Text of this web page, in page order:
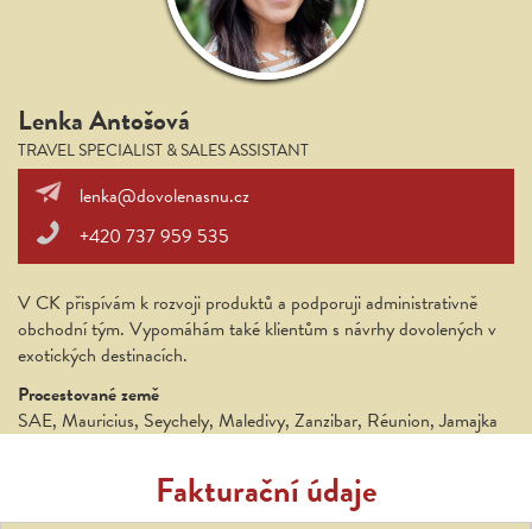
Lenka Antošová
TRAVEL SPECIALIST & SALES ASSISTANT
lenka@dovolenasnu.cz
+420 737 959 535
V CK přispívám k rozvoji produktů a podporuji administrativně
obchodní tým. Vypomáhám také klientům s návrhy dovolených v
exotických destinacích.
Procestované země
SAE, Mauricius, Seychely, Maledivy, Zanzibar, Réunion, Jamajka
Fakturační údaje